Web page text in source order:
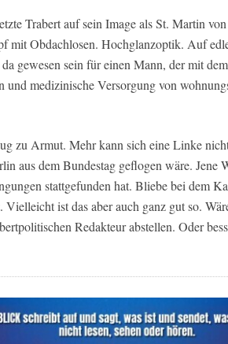
Trabert auf sein Image als St. Martin
mit Obdachlosen. Hochglanzoptik. Auf
gewesen sein für einen Mann, der mit
und medizinische Versorgung von
zu Armut. Mehr kann sich eine Linke
aus dem Bundestag geflogen wäre. Jene
stattgefunden hat. Bliebe bei dem
Vielleicht ist das aber auch ganz gut so.
Redakteur abstellen. Oder